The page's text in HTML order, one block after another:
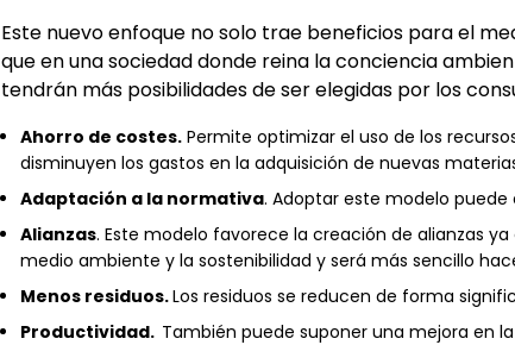
Este nuevo enfoque no solo trae beneficios para el
que en una sociedad donde reina la conciencia
tendrán más posibilidades de ser elegidas por los
Ahorro de costes. Permite optimizar el uso de los
disminuyen los gastos en la adquisición de nuevas
Adaptación a la normativa. Adoptar este modelo
Alianzas. Este modelo favorece la creación de alianzas
medio ambiente y la sostenibilidad y será más sencillo
Menos residuos.Los residuos se reducen de forma
Productividad. También puede suponer una mejora en